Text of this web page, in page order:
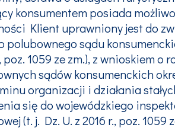
konsumentem posiada
Klient uprawniony jest do
polubownego sądu
poz. 1059 ze zm.), z wnioskiem
sądów konsumenckich
organizacji i działania
się do wojewódzkiego
(t. j. Dz. U. z 2016 r., poz.